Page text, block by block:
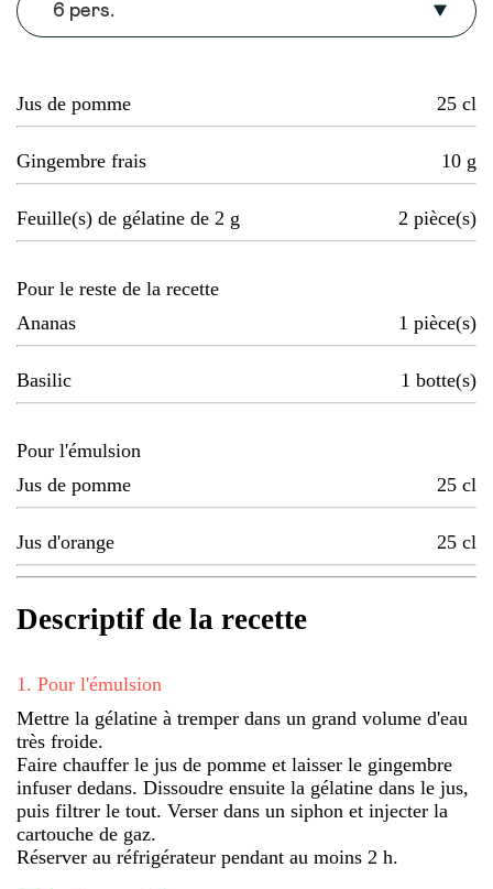
6 pers.
Jus de pomme 25 cl
Gingembre frais 10 g
Feuille(s) de gélatine de 2 g 2 pièce(s)
Pour le reste de la recette
Ananas
1 pièce(s)
Basilic 1 botte(s)
Pour l'émulsion
Jus de pomme
25 cl
Jus d'orange 25 cl
Descriptif de la recette
1 . Pour l'émulsion
Mettre la gélatine à tremper dans un grand volume d'eau
très froide.
Faire chauffer le jus de pomme et laisser le gingembre
infuser dedans. Dissoudre ensuite la gélatine dans le jus,
puis filtrer le tout. Verser dans un siphon et injecter la
cartouche de gaz.
Réserver au réfrigérateur pendant au moins 2 h.